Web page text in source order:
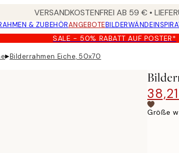
VERSANDKOSTENFREI AB 59 € •
& ZUBEHÖRANGEBOTEBILDERWÄNDE
SALE - 50% RABATT AUF POSTER*
▸Bilderrahmen Eiche, 50x70
Größe